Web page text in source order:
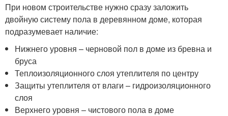
При новом строительстве нужно сразу заложить
двойную систему пола в деревянном доме, которая
подразумевает наличие:
Нижнего уровня – черновой пол в доме из бревна и
бруса
Теплоизоляционного слоя утеплителя по центру
Защиты утеплителя от влаги – гидроизоляционного
слоя
Верхнего уровня – чистового пола в доме